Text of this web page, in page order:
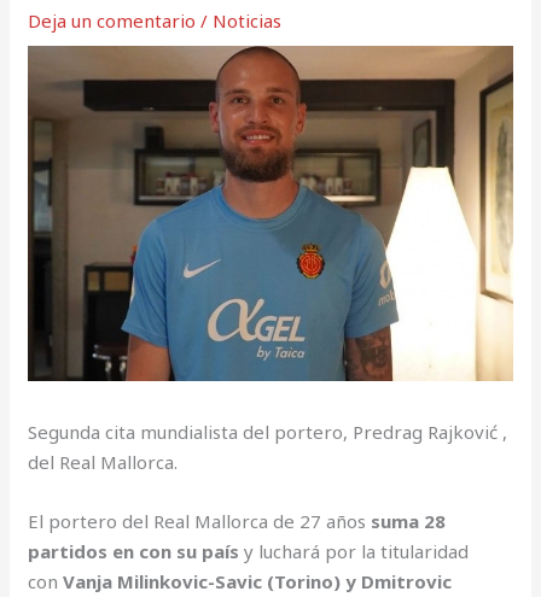
Deja un comentario / Noticias
Segunda cita mundialista del portero, Predrag Rajković ,
del Real Mallorca.
El portero del Real Mallorca de 27 años suma 28
partidos en con su paísy luchará por la titularidad
con Vanja Milinkovic-Savic (Torino) y Dmitrovic